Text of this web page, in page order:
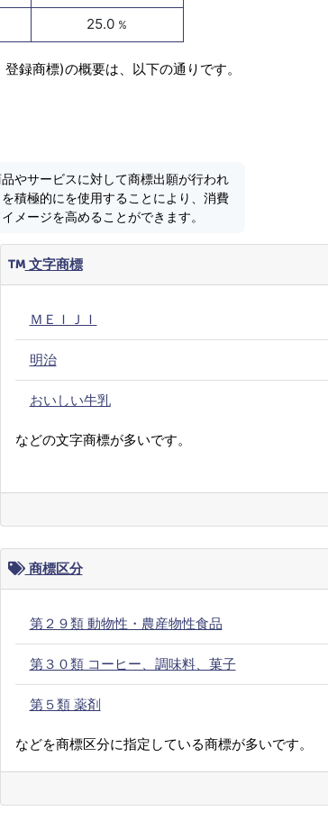
25.0 %
録商標)の概要は、以下の通りです。
やサービスに対して商標出願が行われ
積極的にを使用することにより、消費
メージを高めることができます。
文字商標
ＭＥＩＪＩ
明治
おいしい牛乳
などの文字商標が多いです。
商標区分
第２９類 動物性・農産物性食品
第３０類 コーヒー、調味料、菓子
第５類 薬剤
などを商標区分に指定している商標が多いです。